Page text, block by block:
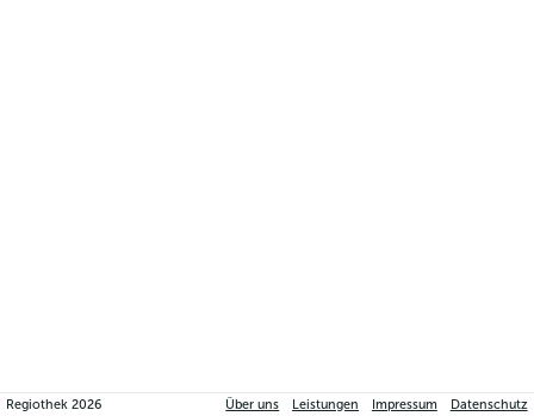
Regiothek2026 Über uns Leistungen Impressum Datenschutz